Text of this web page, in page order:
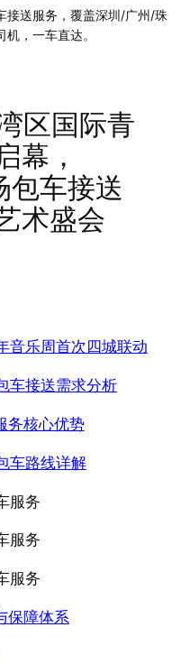
接送服务，覆盖深圳/广州/珠
，一车直达。
区国际青
幕，
包车接送
术盛会
音乐周首次四城联动
车接送需求分析
务核心优势
车路线详解
服务
服务
服务
保障体系